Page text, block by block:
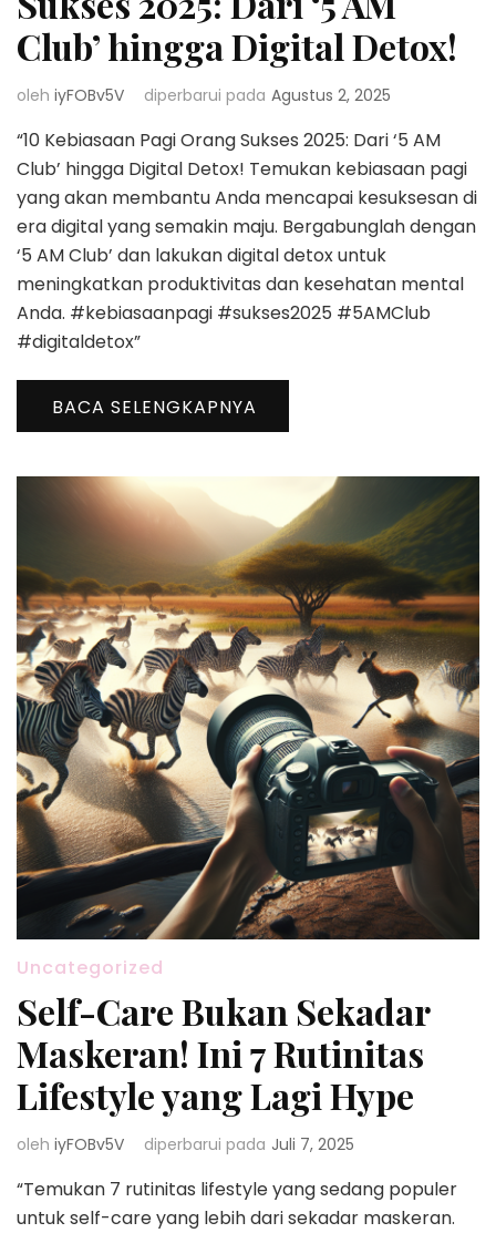
Club’ hingga Digital Detox!
oleh iyFOBv5V diperbarui pada Agustus 2, 2025
“10 Kebiasaan Pagi Orang Sukses 2025: Dari ‘5 AM
Club’ hingga Digital Detox! Temukan kebiasaan pagi
yang akan membantu Anda mencapai kesuksesan di
era digital yang semakin maju. Bergabunglah dengan
‘5 AM Club’ dan lakukan digital detox untuk
meningkatkan produktivitas dan kesehatan mental
Anda. #kebiasaanpagi #sukses2025 #5AMClub
#digitaldetox”
BACA SELENGKAPNYA
Uncategorized
Self-Care Bukan Sekadar
Maskeran! Ini 7 Rutinitas
Lifestyle yang Lagi Hype
oleh iyFOBv5V diperbarui pada Juli 7, 2025
“Temukan 7 rutinitas lifestyle yang sedang populer
untuk self-care yang lebih dari sekadar maskeran.